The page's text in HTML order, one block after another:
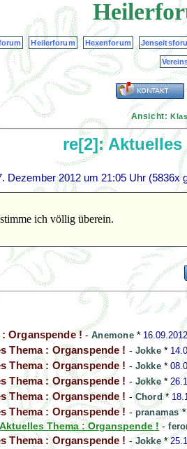
Heilerforum Hexenforum
Ansicht:
re[2]:
Dezember 2012 um 21:05 Uhr(5836x
ich völlig überein.
Organspende ! -Anemone*
Thema : Organspende ! - Jokke*
Thema : Organspende ! - Jokke*
Thema : Organspende ! - Jokke*
Thema : Organspende ! -Chord*
Thema : Organspende ! - pranamas
Thema : Organspende !-
Thema : Organspende ! -Jokke*